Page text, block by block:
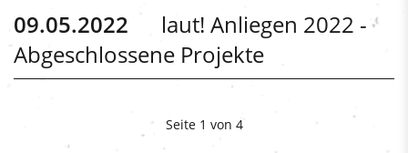
09.05.2022
laut! Anliegen 2022 -
Abgeschlossene Projekte
Seite 1 von 4